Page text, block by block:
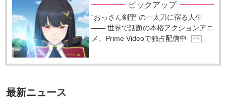
ピックアップ
“おっさん剣聖”の一太刀に宿る人生
―― 世界で話題の本格アクションアニ
メ、Prime Videoで独占配信中
P R
最新ニュース